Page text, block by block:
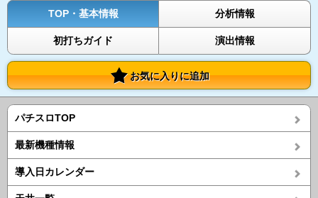
TOP・基本情報 分析情報
初打ちガイド 演出情報
お気に入りに追加
パチスロTOP
最新機種情報
導入日カレンダー